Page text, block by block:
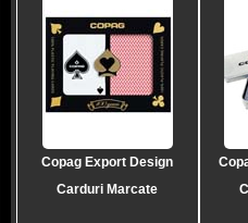
Copag Export Design
Carduri Marcate